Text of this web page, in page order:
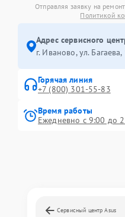
Отправляя заявку на
Политикой
Адрес сервисного
г. Иваново, ул.
Горячая линия
+7 (800) 301-55-83
Время работы
Ежедневно с 9:00 до
Сервисный центр Asus